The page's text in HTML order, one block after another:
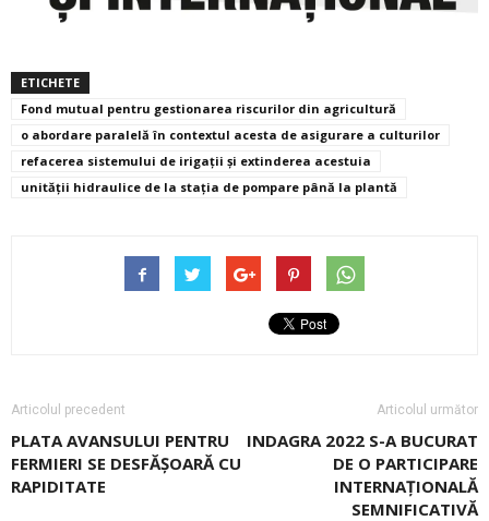
ETICHETE
Fond mutual pentru gestionarea riscurilor din agricultură
o abordare paralelă în contextul acesta de asigurare a culturilor
refacerea sistemului de irigaţii şi extinderea acestuia
unităţii hidraulice de la staţia de pompare până la plantă
Articolul precedent
PLATA AVANSULUI PENTRU
FERMIERI SE DESFĂȘOARĂ CU
RAPIDITATE
Articolul următor
INDAGRA 2022 S-A BUCURAT
DE O PARTICIPARE
INTERNAȚIONALĂ
SEMNIFICATIVĂ